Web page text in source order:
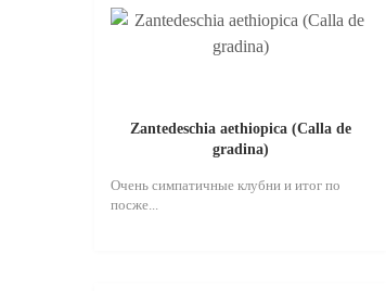
Zantedeschia aethiopica (Calla de
gradina)
Очень симпатичные клубни и итог по
посже...